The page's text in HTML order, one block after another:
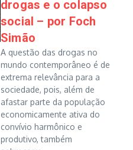
drogas e o colapso
social – por Foch
Simão
A questão das drogas no
mundo contemporâneo é de
extrema relevância para a
sociedade, pois, além de
afastar parte da população
economicamente ativa do
convívio harmônico e
produtivo, também